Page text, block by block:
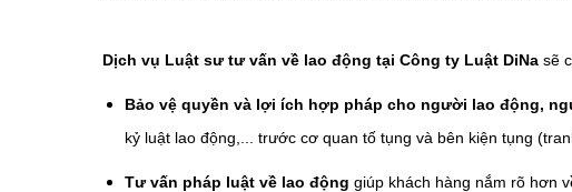
Dịch vụ Luật sư tư vấn về lao động tại Công ty Luật DiNa sẽ
Bảo vệ quyền và lợi ích hợp pháp cho người lao động,
kỷ luật lao động,... trước cơ quan tố tụng và bên kiện tụng
Tư vấn pháp luật về lao động giúp khách hàng nắm rõ hơn